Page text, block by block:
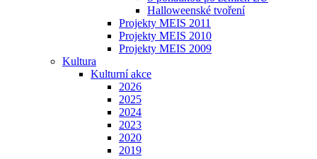
Halloweenské tvoření
Projekty MEIS 2011
Projekty MEIS 2010
Projekty MEIS 2009
Kultura
Kulturní akce
2026
2025
2024
2023
2020
2019